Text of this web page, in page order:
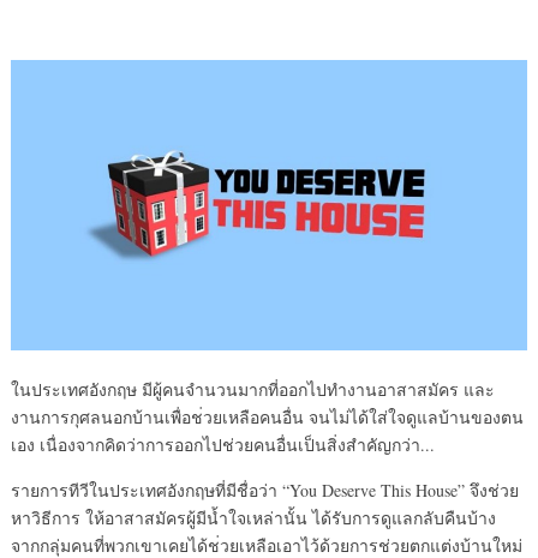
ในประเทศอังกฤษ มีผู้คนจำนวนมากที่ออกไปทำงานอาสาสมัคร และ
งานการกุศลนอกบ้านเพื่อช่วยเหลือคนอื่น จนไม่ได้ใส่ใจดูแลบ้านของตน
เอง เนื่องจากคิดว่าการออกไปช่วยคนอื่นเป็นสิ่งสำคัญกว่า...
รายการทีวีในประเทศอังกฤษที่มีชื่อว่า “You Deserve This House” จึงช่วย
หาวิธีการ ให้อาสาสมัครผู้มีน้ำใจเหล่านั้น ได้รับการดูแลกลับคืนบ้าง
จากกลุ่มคนที่พวกเขาเคยได้ช่วยเหลือเอาไว้ด้วยการช่วยตกแต่งบ้านใหม่